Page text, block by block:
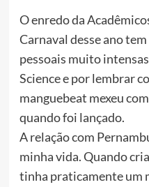
O enredo da
Carnaval desse ano
pessoais muito
Science e por lembrar
manguebeat mexeu
quando foi lançado.
A relação com
minha vida. Quando
tinha praticamente um